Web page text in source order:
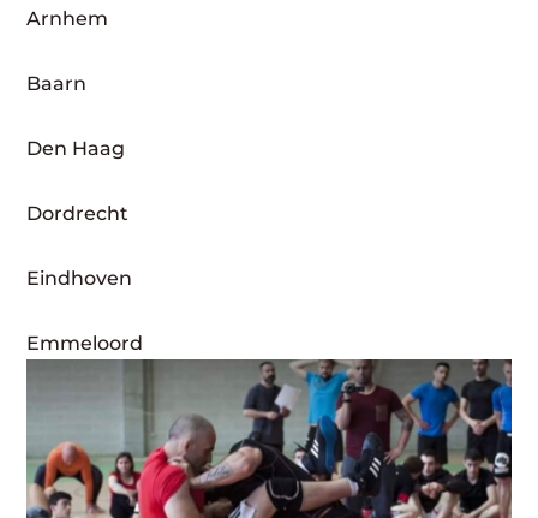
Arnhem
Baarn
Den Haag
Dordrecht
Eindhoven
Emmeloord